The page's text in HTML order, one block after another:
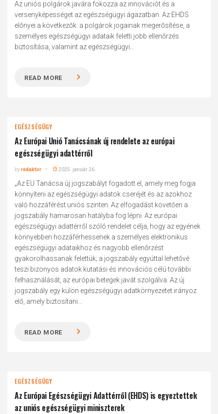
Az uniós polgárok javára fokozza az innovációt és a
versenyképességet az egészségügyi ágazatban. Az EHDS
előnyei a következők: a polgárok jogainak megerősítése, a
személyes egészségügyi adataik feletti jobb ellenőrzés
biztosítása, valamint az egészségügyi...
READ MORE
EGÉSZSÉGÜGY
Az Európai Unió Tanácsának új rendelete az európai
egészségügyi adattérről
byredaktor 2025. január 26.
„Az EU Tanácsa új jogszabályt fogadott el, amely meg fogja
könnyíteni az egészségügyi adatok cseréjét és az azokhoz
való hozzáférést uniós szinten. Az elfogadást követően a
jogszabály hamarosan hatályba fog lépni. Az európai
egészségügyi adattérről szóló rendelet célja, hogy az egyének
könnyebben hozzáférhessenek a személyes elektronikus
egészségügyi adataikhoz és nagyobb ellenőrzést
gyakorolhassanak felettük; a jogszabály egyúttal lehetővé
teszi bizonyos adatok kutatási és innovációs célú további
felhasználását, az európai betegek javát szolgálva. Az új
jogszabály egy külön egészségügyi adatkörnyezetet irányoz
elő, amely biztosítani...
READ MORE
EGÉSZSÉGÜGY
Az Európai Egészségügyi Adattérről (EHDS) is egyeztettek
az uniós egészségügyi miniszterek